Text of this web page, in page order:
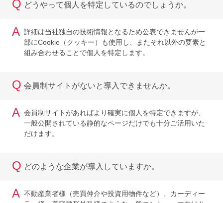
Q どうやって個人を特定しているのでしょうか。
A 詳細は当社独自の技術情報となるため公表できませんが一
部にCookie（クッキー）も使用し、またそれ以外の要素と
組み合わせることで個人を特定します。
Q 会員制サイトがないと導入できませんか。
A 会員制サイトがあればより確実に個人を特定できますが、
一般公開されている静的なページだけでも十分ご活用いた
だけます。
Q どのような企業が導入していますか。
A 不動産業者様（売買仲介や投資用物件など）、カーディー